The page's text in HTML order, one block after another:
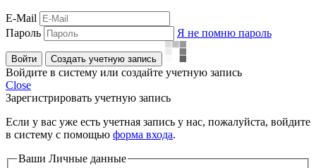
E-Mail
Пароль
Я не помню пароль
Войти Создать учетную запись
Войдите в систему или создайте учетную запись
Close
Зарегистрировать учетную запись
Если у вас уже есть учетная запись у нас, пожалуйста, войдите
в систему с помощью форма входа.
Ваши Личные данные